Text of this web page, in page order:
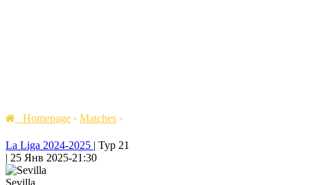
Homepage › Matches ›
La Liga 2024-2025 | Тур 21
| 25 Янв 2025-21:30